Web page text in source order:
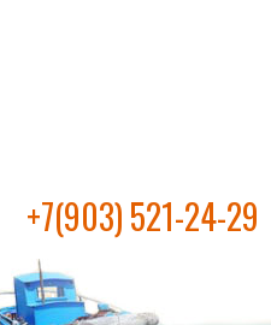
+7(903) 521-24-29